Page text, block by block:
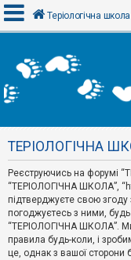
х
і
Р
є
с
т
р
а
ц
я
Теріологічна школа
ТЕРІОЛОГІЧНА
Реєструючись на форумі
“ТЕРІОЛОГІЧНА ШКОЛА”,
підтверджуєте свою
погоджуєтесь з ними,
“ТЕРІОЛОГІЧНА ШКОЛА”.
правила будь-коли, і
це, однак з вашої сторони